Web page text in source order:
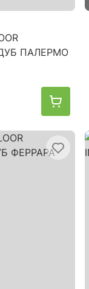
ДУБ ПАЛЕРМО